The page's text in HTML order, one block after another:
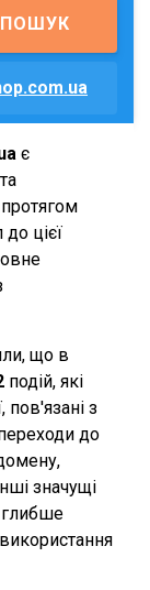
ПОШУК
є
цієї
що в
подій, які
пов'язані з
до
значущі
глибше